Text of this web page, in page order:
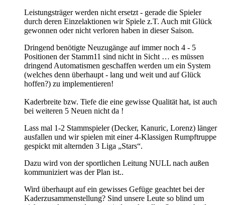
Leistungsträger werden nicht ersetzt - gerade die Spieler
durch deren Einzelaktionen wir Spiele z.T. Auch mit Glück
gewonnen oder nicht verloren haben in dieser Saison.
Dringend benötigte Neuzugänge auf immer noch 4 - 5
Positionen der Stamm11 sind nicht in Sicht … es müssen
dringend Automatismen geschaffen werden um ein System
(welches denn überhaupt - lang und weit und auf Glück
hoffen?) zu implementieren!
Kaderbreite bzw. Tiefe die eine gewisse Qualität hat, ist auch
bei weiteren 5 Neuen nicht da !
Lass mal 1-2 Stammspieler (Decker, Kanuric, Lorenz) länger
ausfallen und wir spielen mit einer 4-Klassigen Rumpftruppe
gespickt mit alternden 3 Liga „Stars“.
Dazu wird von der sportlichen Leitung NULL nach außen
kommuniziert was der Plan ist..
Wird überhaupt auf ein gewisses Gefüge geachtet bei der
Kaderzusammenstellung? Sind unsere Leute so blind um